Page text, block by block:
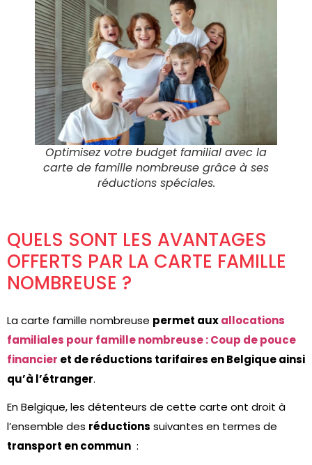
Optimisez votre budget familial avec la
carte de famille nombreuse grâce à ses
réductions spéciales.
QUELS SONT LES AVANTAGES
OFFERTS PAR LA CARTE FAMILLE
NOMBREUSE ?
La carte famille nombreuse permet auxallocations
familiales pour famille nombreuse : Coup de pouce
financier et de réductions tarifaires en Belgique ainsi
qu’à l’étranger.
En Belgique, les détenteurs de cette carte ont droit à
l’ensemble des réductions suivantes en termes de
transport en commun :